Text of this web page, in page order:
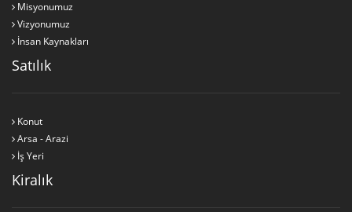
Misyonumuz
Vizyonumuz
İnsan Kaynakları
Satılık
Konut
Arsa - Arazi
İş Yeri
Kiralık